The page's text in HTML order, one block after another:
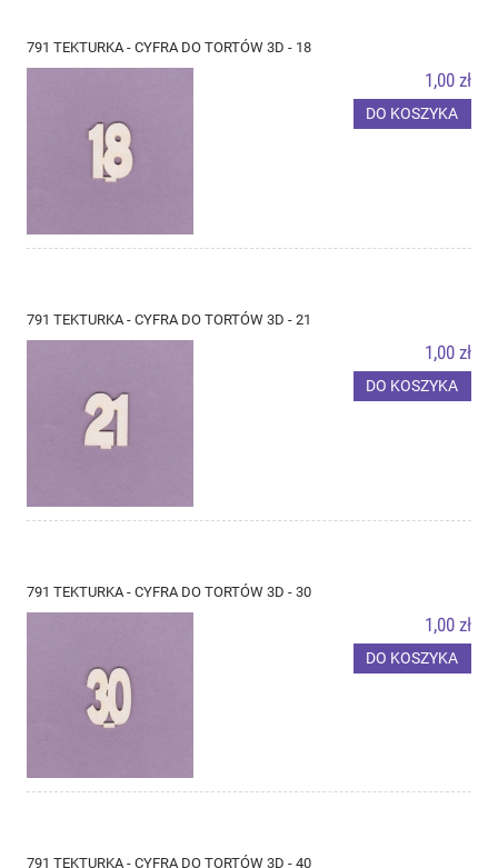
791 TEKTURKA - CYFRA DO TORTÓW 3D - 18
1,00 zł
DO KOSZYKA
791 TEKTURKA - CYFRA DO TORTÓW 3D - 21
1,00 zł
DO KOSZYKA
791 TEKTURKA - CYFRA DO TORTÓW 3D - 30
1,00 zł
DO KOSZYKA
791 TEKTURKA - CYFRA DO TORTÓW 3D - 40